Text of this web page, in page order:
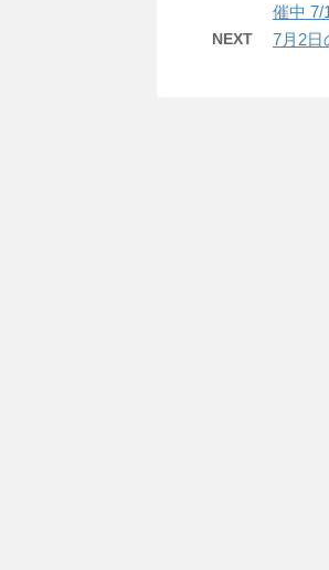
催中 7/
NEXT 7月2日